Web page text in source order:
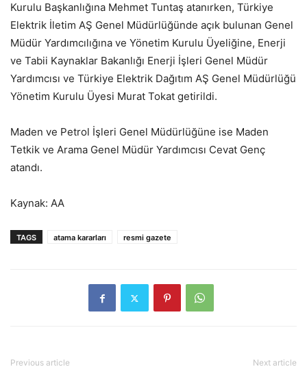
Kurulu Başkanlığına Mehmet Tuntaş atanırken, Türkiye
Elektrik İletim AŞ Genel Müdürlüğünde açık bulunan Genel
Müdür Yardımcılığına ve Yönetim Kurulu Üyeliğine, Enerji
ve Tabii Kaynaklar Bakanlığı Enerji İşleri Genel Müdür
Yardımcısı ve Türkiye Elektrik Dağıtım AŞ Genel Müdürlüğü
Yönetim Kurulu Üyesi Murat Tokat getirildi.
Maden ve Petrol İşleri Genel Müdürlüğüne ise Maden
Tetkik ve Arama Genel Müdür Yardımcısı Cevat Genç
atandı.
Kaynak: AA
TAGS atama kararları resmi gazete
Previous article Next article